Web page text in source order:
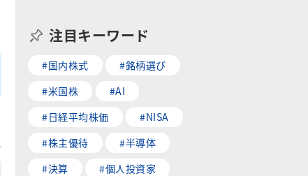
注目キーワード
#国内株式
#銘柄選び
#米国株
#AI
#日経平均株価
#NISA
#株主優待
#半導体
#決算
#個人投資家